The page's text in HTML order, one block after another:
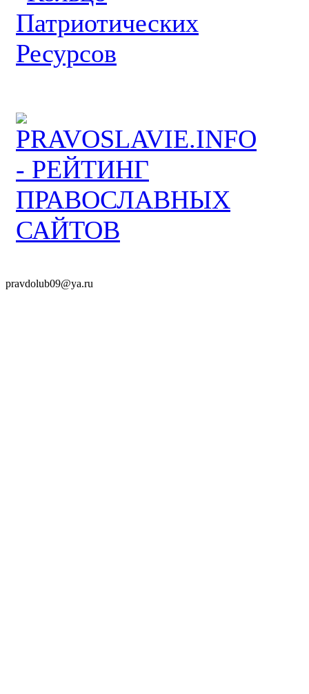
pravdolub09@ya.ru